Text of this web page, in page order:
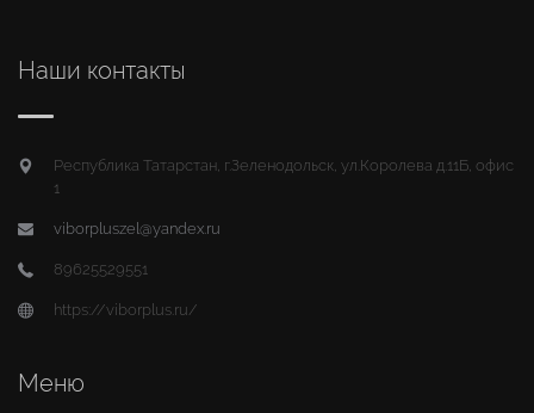
Наши контакты
Республика Татарстан, г.Зеленодольск, ул.Королева д.11Б, офис
1
viborpluszel@yandex.ru
89625529551
https://viborplus.ru/
Меню